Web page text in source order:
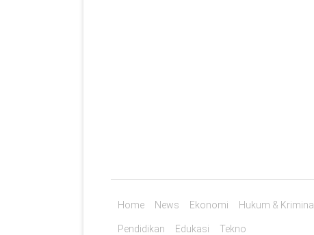
Home News Ekonomi Hukum & Kriminal
Pendidikan Edukasi Tekno